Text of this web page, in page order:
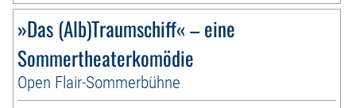
»Das (Alb)Traumschiff« – eine
Sommertheaterkomödie
Open Flair-Sommerbühne